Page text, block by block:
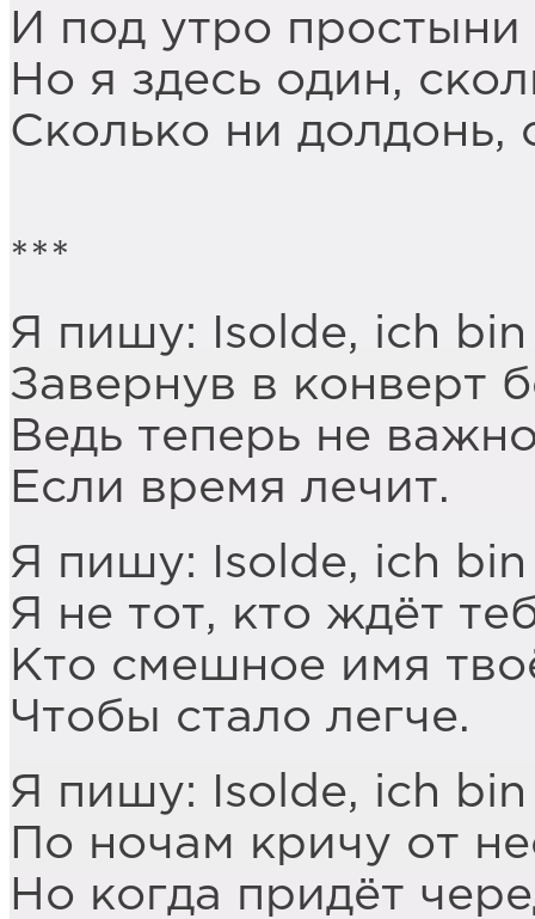
И под утро простыни
Но я здесь один,
Сколько ни долдонь,
***
Я пишу: Isolde, ich
Завернув в конверт
Ведь теперь не
Если время лечит.
Я пишу: Isolde, ich
Я не тот, кто ждёт
Кто смешное имя
Чтобы стало легче.
Я пишу: Isolde, ich
По ночам кричу от
Но когда придёт